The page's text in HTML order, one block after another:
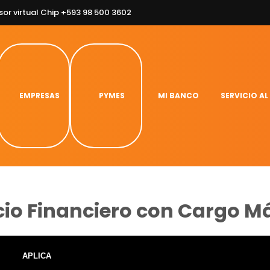
virtual Chip +593 98 500 3602
EMPRESAS PYMES MI BANCO SERVICIO
Financiero con Cargo
APLICA